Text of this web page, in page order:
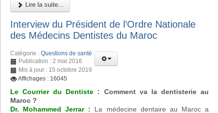
Lire la suite...
Interview du Président de l’Ordre Nationale
des Médecins Dentistes du Maroc
Catégorie : Questions de santé
Publication : 2 mai 2016
Mis à jour : 15 octobre 2019
Affichages : 16045
Le Courrier du Dentiste :
Comment va la dentisterie au
Maroc ?
Dr. Mohammed Jerrar : La médecine dentaire au Maroc a